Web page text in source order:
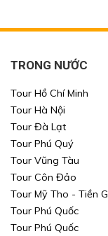
Xin mời Quý
Xin mời Quý
Xin mời Quý
Xin mời Quý
TRONG NƯỚC
Tour Hồ Chí Minh
Tour Hà Nội
Tour Đà Lạt
Tour Phú Quý
Tour Vũng Tàu
Tour Côn Đảo
Tour Mỹ Tho - Tiền
Tour Phú Quốc
Tour Phú Quốc